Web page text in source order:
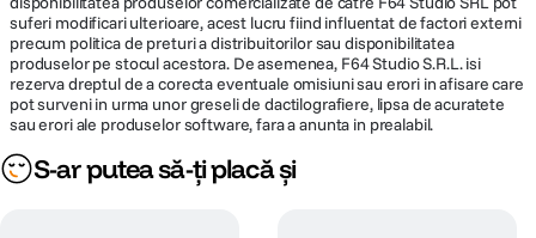
suferi modificari ulterioare, acest lucru fiind influentat de factori externi
precum politica de preturi a distribuitorilor sau disponibilitatea
produselor pe stocul acestora. De asemenea, F64 Studio S.R.L. isi
rezerva dreptul de a corecta eventuale omisiuni sau erori in afisare care
pot surveni in urma unor greseli de dactilografiere, lipsa de acuratete
sau erori ale produselor software, fara a anunta in prealabil.
S-ar putea să-ți placă și